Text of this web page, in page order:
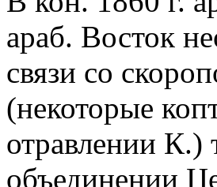
араб. Восток
связи со
(некоторые
отравлении К.)
объединении